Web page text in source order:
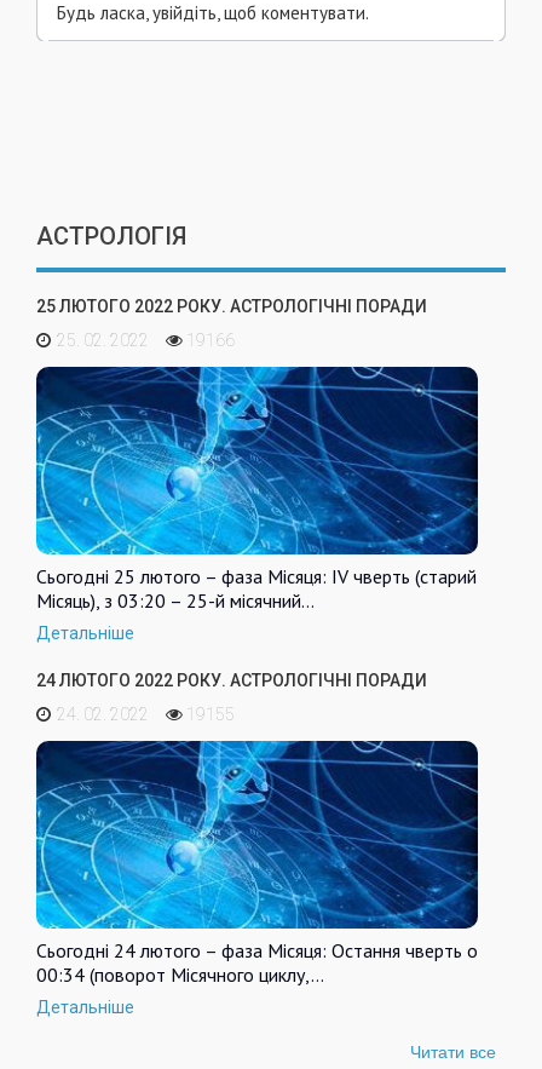
Будь ласка, увійдіть, щоб коментувати.
АСТРОЛОГІЯ
25 ЛЮТОГО 2022 РОКУ. АСТРОЛОГІЧНІ ПОРАДИ
25. 02. 2022
19166
Сьогодні 25 лютого – фаза Місяця: IV чверть (старий
Місяць), з 03:20 – 25-й місячний…
Детальніше
24 ЛЮТОГО 2022 РОКУ. АСТРОЛОГІЧНІ ПОРАДИ
24. 02. 2022
19155
Сьогодні 24 лютого – фаза Місяця: Остання чверть о
00:34 (поворот Місячного циклу,…
Детальніше
Читати все